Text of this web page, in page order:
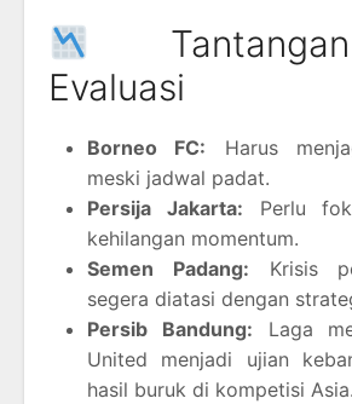
Evaluasi
Borneo FC: Harus
meski jadwal padat.
Persija Jakarta: Perlu
kehilangan momentum.
Semen Padang: Krisis
segera diatasi dengan
Persib Bandung: Laga
United menjadi ujian
hasil buruk di kompetisi Asia.